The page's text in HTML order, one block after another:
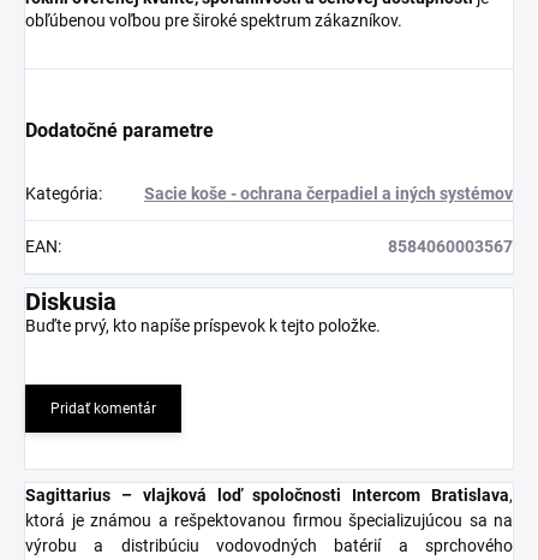
obľúbenou voľbou pre široké spektrum zákazníkov.
Dodatočné parametre
Kategória: Sacie koše - ochrana čerpadiel a iných systémov
EAN: 8584060003567
Diskusia
Buďte prvý, kto napíše príspevok k tejto položke.
Pridať komentár
Sagittarius – vlajková loď spoločnosti Intercom Bratislava,
ktorá je známou a rešpektovanou firmou špecializujúcou sa na
výrobu a distribúciu vodovodných batérií a sprchového